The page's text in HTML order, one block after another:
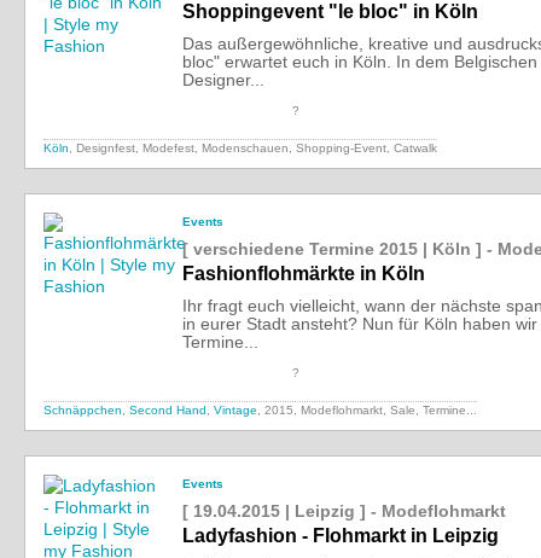
Shoppingevent "le bloc" in Köln
Das außergewöhnliche, kreative und
bloc" erwartet euch in Köln. In dem
Designer...
?
Köln , Designfest, Modefest, Modenschauen, Shopping-Event, Catwalk
Events
[ verschiedene Termine 2015 | Köln ] -
Fashionflohmärkte in Köln
Ihr fragt euch vielleicht, wann der nächste
in eurer Stadt ansteht? Nun für Köln haben
Termine...
?
Schnäppchen Second Hand Vintage , 2015, Modeflohmarkt, Sale, Termine...
Events
[ 19.04.2015 | Leipzig ] - Modeflohmarkt
Ladyfashion - Flohmarkt in Leipzig